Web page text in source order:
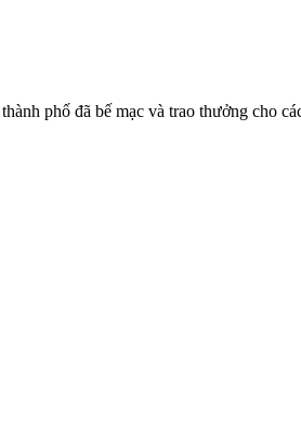
phố đã bế mạc và trao thưởng cho